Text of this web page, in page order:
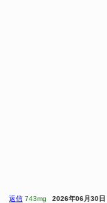
返信 743mg 2026年06月30日